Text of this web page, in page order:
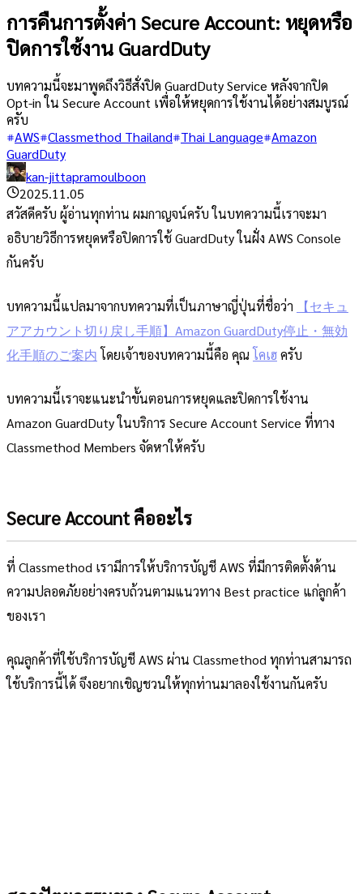
การคืนการตั้งค่า Secure Account: หยุดหรือ
ปิดการใช้งาน GuardDuty
บทความนี้จะมาพูดถึงวิธีสั่งปิด GuardDuty Service หลังจากปิด
Opt-in ใน Secure Account เพื่อให้หยุดการใช้งานได้อย่างสมบูรณ์
ครับ
AWS Classmethod Thailand Thai Language Amazon
GuardDuty
kan-jittapramoulboon
2025.11.05
สวัสดีครับ ผู้อ่านทุกท่าน ผมกาญจน์ครับ ในบทความนี้เราจะมา
อธิบายวิธีการหยุดหรือปิดการใช้ GuardDuty ในฝั่ง AWS Console
กันครับ
บทความนี้แปลมาจากบทความที่เป็นภาษาญี่ปุ่นที่ชื่อว่า
【セキュ
アアカウント切り戻し手順】Amazon GuardDuty停止・無効
化手順のご案内โดยเจ้าของบทความนี้คือ คุณโคเฮครับ
บทความนี้เราจะแนะนำขั้นตอนการหยุดและปิดการใช้งาน
Amazon GuardDuty ในบริการ Secure Account Service ที่ทาง
Classmethod Members จัดหาให้ครับ
Secure Account คืออะไร
ที่ Classmethod เรามีการให้บริการบัญชี AWS ที่มีการติดตั้งด้าน
ความปลอดภัยอย่างครบถ้วนตามแนวทาง Best practice แก่ลูกค้า
ของเรา
คุณลูกค้าที่ใช้บริการบัญชี AWS ผ่าน Classmethod ทุกท่านสามารถ
ใช้บริการนี้ได้ จึงอยากเชิญชวนให้ทุกท่านมาลองใช้งานกันครับ